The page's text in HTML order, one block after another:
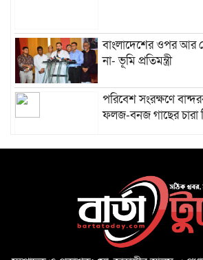
বাংলাদেশের ওপর আর
না- ভূমি প্রতিমন্ত্রী
পরিবেশ সংরক্ষণে
ফলজ-বনজ গাছের চারা
প্রধানমন্ত্রীর বাঁশখালী
পরিদর্শনে জেলা প্রশাসক